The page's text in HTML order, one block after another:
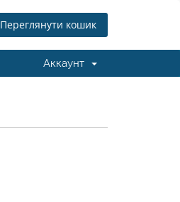
Переглянути кошик
Аккаунт